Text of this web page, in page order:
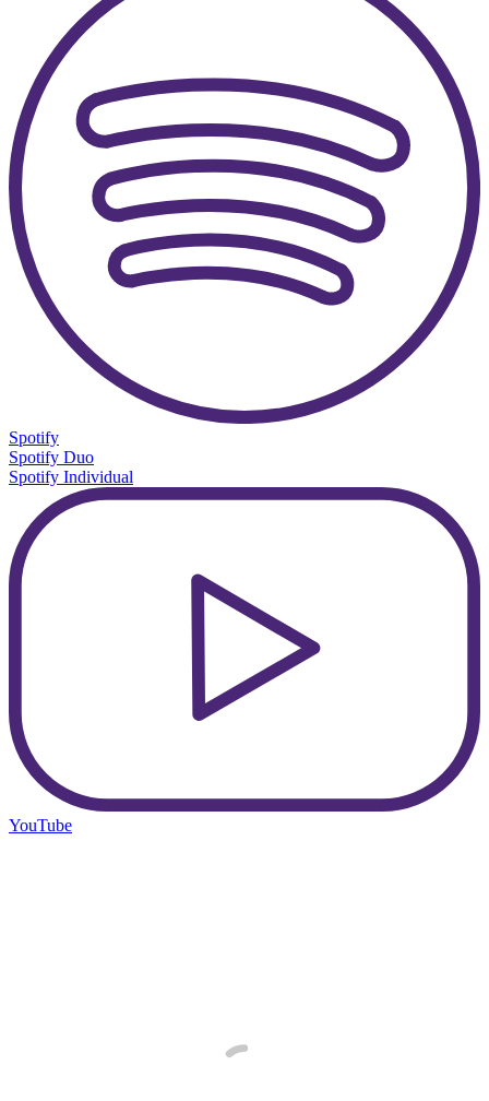
Spotify
Spotify Duo
Spotify Individual
YouTube